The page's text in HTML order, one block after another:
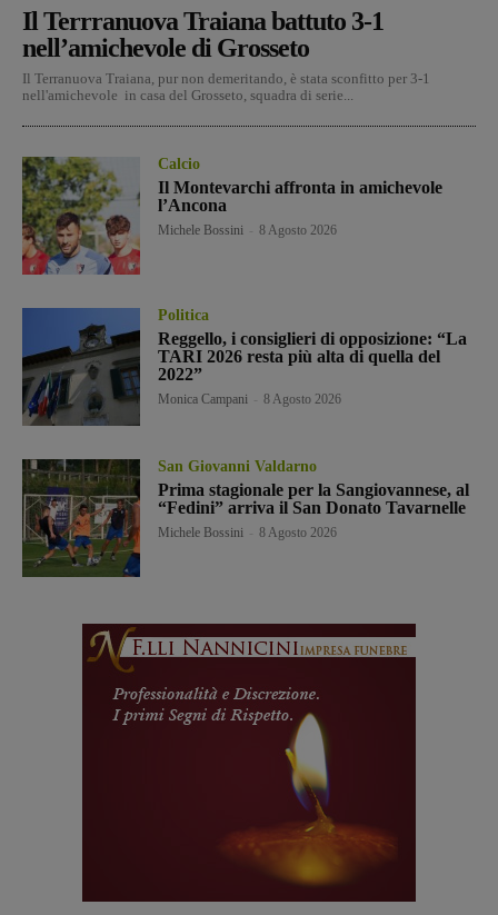
Il Terrranuova Traiana battuto 3-1
nell’amichevole di Grosseto
Il Terranuova Traiana, pur non demeritando, è stata sconfitto per 3-1
nell'amichevole in casa del Grosseto, squadra di serie...
Calcio
Il Montevarchi affronta in amichevole
l’Ancona
Michele Bossini 8 Agosto 2026
Politica
Reggello, i consiglieri di opposizione: “La
TARI 2026 resta più alta di quella del
2022”
Monica Campani 8 Agosto 2026
San Giovanni Valdarno
Prima stagionale per la Sangiovannese, al
“Fedini” arriva il San Donato Tavarnelle
Michele Bossini 8 Agosto 2026